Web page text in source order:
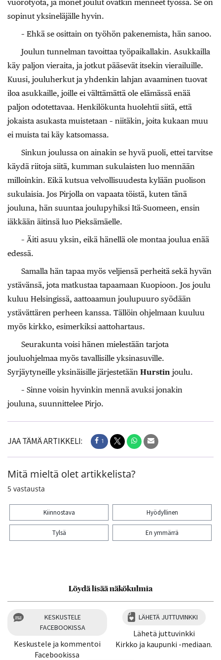
vuorotyötä, ja monet joulut ovatkin menneet työssä. Se on
sopinut yksineläjälle hyvin.
– Ehkä se osittain on työhön pakenemista, hän sanoo.
Joulun tunnelman tavoittaa työpaikallakin. Asukkailla
käy paljon vieraita, ja jotkut pääsevät itsekin vierailuille.
Kuusi, jouluherkut ja yhdenkin lahjan avaaminen tuovat
iloa asukkaille, joille ei välttämättä ole elämässä enää
paljon odotettavaa. Henkilökunta huolehtii siitä, että
jokaista asukasta muistetaan – niitäkin, joita kukaan muu
ei muista tai käy katsomassa.
Sinkun joulussa on ainakin se hyvä puoli, ettei tarvitse
käydä riitoja siitä, kumman sukulaisten luo mennään
milloinkin. Eikä kutsua velvollisuudesta kylään puolison
sukulaisia. Jos Pirjolla on vapaata töistä, kuten tänä
jouluna, hän suuntaa joulupyhiksi Itä-Suomeen, ensin
iäkkään äitinsä luo Pieksämäelle.
– Äiti asuu yksin, eikä hänellä ole montaa joulua enää
edessä.
Samalla hän tapaa myös veljiensä perheitä sekä hyvän
ystävänsä, jota matkustaa tapaamaan Kuopioon. Jos joulu
kuluu Helsingissä, aattoaamun joulupuuro syödään
ystävättären perheen kanssa. Tällöin ohjelmaan kuuluu
myös kirkko, esimerkiksi aattohartaus.
Seurakunta voisi hänen mielestään tarjota
jouluohjelmaa myös tavallisille yksinasuville.
Syrjäytyneille yksinäisille järjestetään Hurstin joulu.
– Sinne voisin hyvinkin mennä avuksi jonakin
jouluna, suunnittelee Pirjo.
JAA TÄMÄ ARTIKKELI: 1
Mitä mieltä olet artikkelista?
5 vastausta
Kiinnostava Hyödyllinen
Tylsä En ymmärrä
Löydä lisää näkökulmia
KESKUSTELE
FACEBOOKISSA
Keskustele ja kommentoi
Facebookissa
LÄHETÄ JUTTUVINKKI
Lähetä juttuvinkki
Kirkko ja kaupunki -mediaan.